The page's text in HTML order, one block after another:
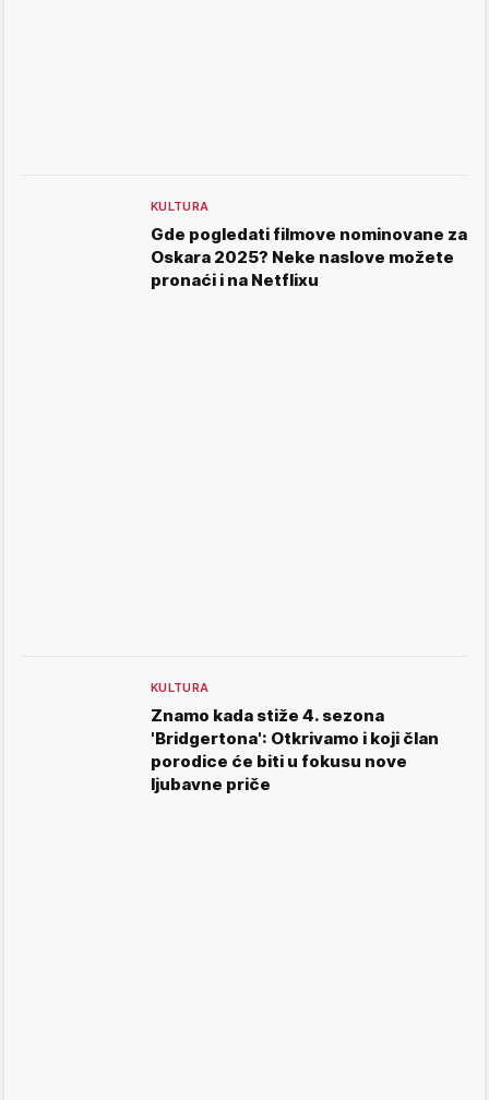
KULTURA
Gde pogledati filmove nominovane za
Oskara 2025? Neke naslove možete
pronaći i na Netflixu
KULTURA
Znamo kada stiže 4. sezona
'Bridgertona': Otkrivamo i koji član
porodice će biti u fokusu nove
ljubavne priče